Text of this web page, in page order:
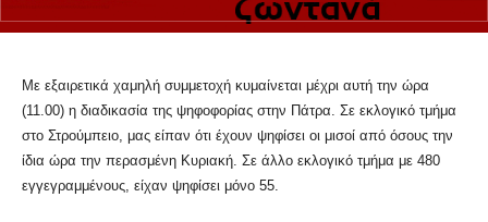
Με εξαιρετικά χαμηλή συμμετοχή κυμαίνεται μέχρι αυτή την ώρα
(11.00) η διαδικασία της ψηφοφορίας στην Πάτρα. Σε εκλογικό τμήμα
στο Στρούμπειο, μας είπαν ότι έχουν ψηφίσει οι μισοί από όσους την
ίδια ώρα την περασμένη Κυριακή. Σε άλλο εκλογικό τμήμα με 480
εγγεγραμμένους, είχαν ψηφίσει μόνο 55.